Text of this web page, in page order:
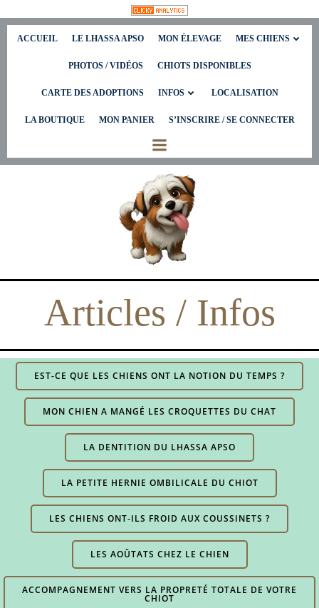
Aller
au
contenu
ACCUEIL LE LHASSA APSO MON ÉLEVAGE MES CHIENS
PHOTOS / VIDÉOS CHIOTS DISPONIBLES
CARTE DES ADOPTIONS INFOS LOCALISATION
LA BOUTIQUE MON PANIER S’INSCRIRE / SE CONNECTER
Articles / Infos
EST-CE QUE LES CHIENS ONT LA NOTION DU TEMPS ?
MON CHIEN A MANGÉ LES CROQUETTES DU CHAT
LA DENTITION DU LHASSA APSO
LA PETITE HERNIE OMBILICALE DU CHIOT
LES CHIENS ONT-ILS FROID AUX COUSSINETS ?
LES AOÛTATS CHEZ LE CHIEN
ACCOMPAGNEMENT VERS LA PROPRETÉ TOTALE DE VOTRE
CHIOT